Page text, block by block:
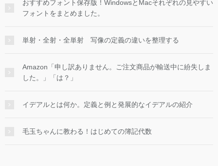
おすすめフォント保存版！WindowsとMacそれぞれの見やすい
フォントをまとめました。
単射・全射・全単射 写像の定義の違いを整理する
Amazon「申し訳ありません。ご注文商品が輸送中に紛失しま
した。」「は？」
イデアルとは何か。定義と例と発展的なイデアルの紹介
毛玉ちゃんに教わる！はじめての簿記代数